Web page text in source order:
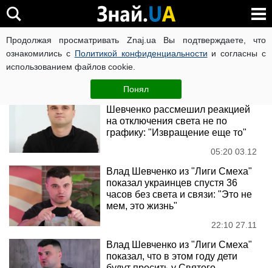
Продолжая просматривать Znaj.ua Вы подтверждаете, что
ознакомились с Политикой конфиденциальности и согласны с
использованием файлов cookie.
Понял
Лига смеха
Звезда "Лиги смеха" Влад
Шевченко рассмешил реакцией
на отключения света не по
графику: "Извращение еще то"
05:20 03.12
Влад Шевченко из "Лиги Смеха"
показал украинцев спустя 36
часов без света и связи: "Это не
мем, это жизнь"
22:10 27.11
Влад Шевченко из "Лиги Смеха"
показал, что в этом году дети